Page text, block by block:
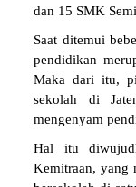
dan 15 SMK
Saat ditemui
pendidikan
Maka dari itu,
sekolah di
mengenyam
Hal itu
Kemitraan, yang